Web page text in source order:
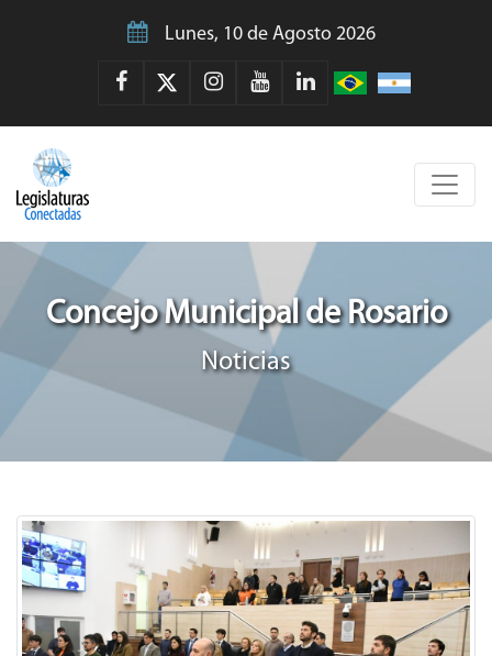
Lunes, 10 de Agosto 2026
Concejo Municipal de Rosario
Noticias